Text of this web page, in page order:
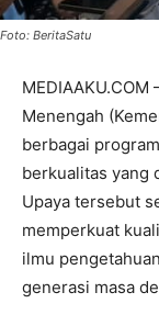
Foto: BeritaSatu
Menengah
berbagai
berkualitas yang
Upaya tersebut
memperkuat
ilmu
generasi masa